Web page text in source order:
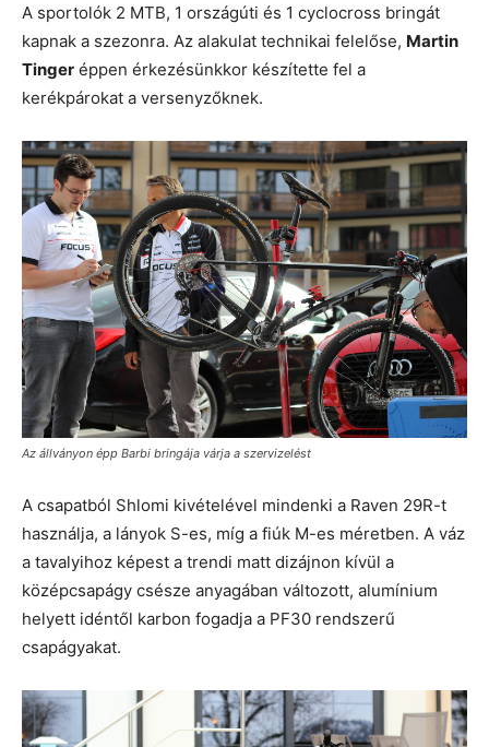
A sportolók 2 MTB, 1 országúti és 1 cyclocross bringát
kapnak a szezonra. Az alakulat technikai felelőse, Martin
Tinger éppen érkezésünkkor készítette fel a
kerékpárokat a versenyzőknek.
Az állványon épp Barbi bringája várja a szervizelést
A csapatból Shlomi kivételével mindenki a Raven 29R-t
használja, a lányok S-es, míg a fiúk M-es méretben. A váz
a tavalyihoz képest a trendi matt dizájnon kívül a
középcsapágy csésze anyagában változott, alumínium
helyett idéntől karbon fogadja a PF30 rendszerű
csapágyakat.